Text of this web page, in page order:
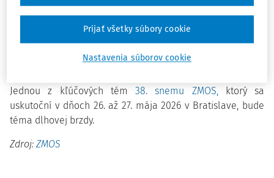
ktorá je voči územnej samospráve výrazne tvrdšia a
prakticky limituje jej schopnosť zabezpečovať základné
verejné služby, investície a rozvojové projekty. Požaduje
jednoznačný výklad zákona o rozpočtovej zodpovednosti a
Jednou z kľúčových tém 38. snemu ZMOS, ktorý sa
uskutoční v dňoch 26. až 27. mája 2026 v Bratislave, bude
téma dlhovej brzdy.
Zdroj: ZMOS
Nastavenia súborov cookie
Prijať všetky súbory cookie